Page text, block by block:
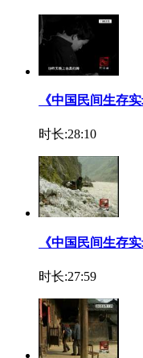
《中国民间生存
时长:28:10
《中国民间生存
时长:27:59